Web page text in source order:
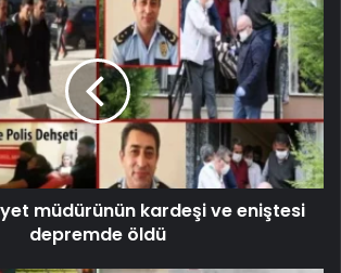
müdürünün kardeşi ve eniştesi
depremde öldü